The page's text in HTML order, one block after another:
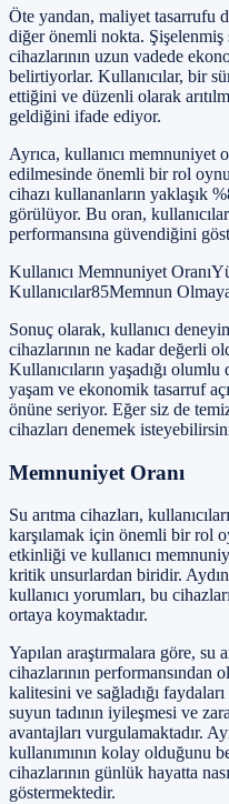
Öte yandan, maliyet tasarrufu
diğer önemli nokta. Şişelenmiş
cihazlarının uzun vadede
belirtiyorlar. Kullanıcılar, bir
ettiğini ve düzenli olarak
geldiğini ifade ediyor.
Ayrıca, kullanıcı memnuniyet
edilmesinde önemli bir rol
cihazı kullananların yaklaşık
görülüyor. Bu oran,
performansına güvendiğini
Kullanıcı Memnuniyet
Kullanıcılar85Memnun
Sonuç olarak, kullanıcı
cihazlarının ne kadar değerli
Kullanıcıların yaşadığı
yaşam ve ekonomik tasarruf
önüne seriyor. Eğer siz de
cihazları denemek
Memnuniyet Oranı
Su arıtma cihazları,
karşılamak için önemli bir rol
etkinliği ve kullanıcı
kritik unsurlardan biridir.
kullanıcı yorumları, bu
ortaya koymaktadır.
Yapılan araştırmalara göre, su
cihazlarının
kalitesini ve sağladığı
suyun tadının iyileşmesi ve
avantajları vurgulamaktadır.
kullanımının kolay olduğunu
cihazlarının günlük hayatta
göstermektedir.